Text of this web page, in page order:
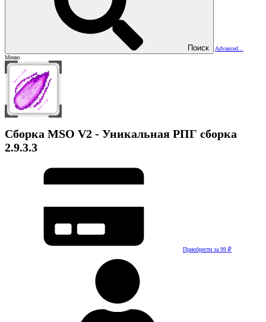
Поиск
Advanced...
Меню
Сборка MSO V2 - Уникальная РПГ сборка
2.9.3.3
Приобрести за 99 ₽